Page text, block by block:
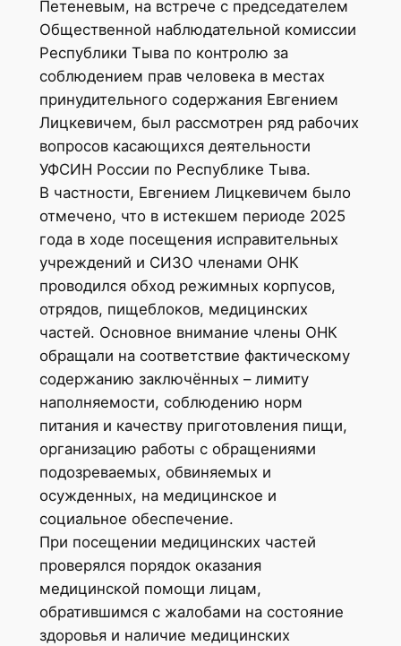
Петеневым, на встрече с председателем
Общественной наблюдательной комиссии
Республики Тыва по контролю за
соблюдением прав человека в местах
принудительного содержания Евгением
Лицкевичем, был рассмотрен ряд рабочих
вопросов касающихся деятельности
УФСИН России по Республике Тыва.
В частности, Евгением Лицкевичем было
отмечено, что в истекшем периоде 2025
года в ходе посещения исправительных
учреждений и СИЗО членами ОНК
проводился обход режимных корпусов,
отрядов, пищеблоков, медицинских
частей. Основное внимание члены ОНК
обращали на соответствие фактическому
содержанию заключённых – лимиту
наполняемости, соблюдению норм
питания и качеству приготовления пищи,
организацию работы с обращениями
подозреваемых, обвиняемых и
осужденных, на медицинское и
социальное обеспечение.
При посещении медицинских частей
проверялся порядок оказания
медицинской помощи лицам,
обратившимся с жалобами на состояние
здоровья и наличие медицинских